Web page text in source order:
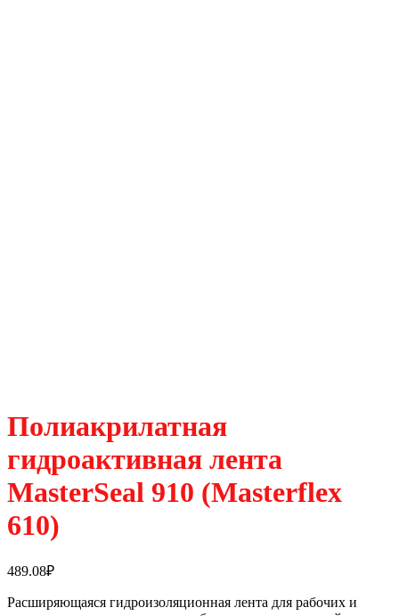
Полиакрилатная
гидроактивная лента
MasterSeal 910 (Masterflex
610)
489.08₽
Расширяющаяся гидроизоляционная лента для рабочих и